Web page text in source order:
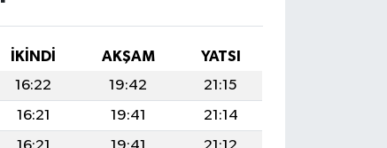
İKINDI AKŞAM
YATSI
16:22 19:42
21:15
16:21 19:41
21:14